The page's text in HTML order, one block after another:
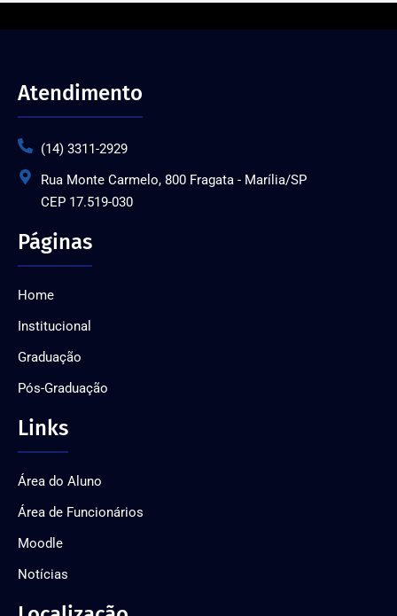
Atendimento
(14) 3311-2929
Rua Monte Carmelo, 800 Fragata - Marília/SP
CEP 17.519-030
Páginas
Home
Institucional
Graduação
Pós-Graduação
Links
Área do Aluno
Área de Funcionários
Moodle
Notícias